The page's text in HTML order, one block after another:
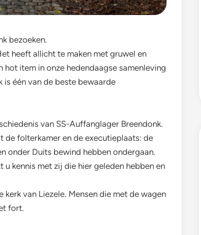
bezoeken.
heeft allicht te maken met gruwel en
item in onze hedendaagse samenleving
is één van de beste bewaarde
van SS-Auffanglager Breendonk.
de folterkamer en de executieplaats: de
onder Duits bewind hebben ondergaan.
kennis met zij die hier geleden hebben en
van Liezele. Mensen die met de wagen
fort.